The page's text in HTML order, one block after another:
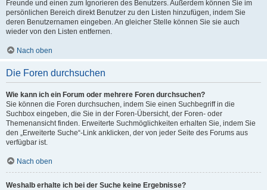
Freunde und einen zum Ignorieren des Benutzers. Außerdem können Sie im
persönlichen Bereich direkt Benutzer zu den Listen hinzufügen, indem Sie
deren Benutzernamen eingeben. An gleicher Stelle können Sie sie auch
wieder von den Listen entfernen.
Nach oben
Die Foren durchsuchen
Wie kann ich ein Forum oder mehrere Foren durchsuchen?
Sie können die Foren durchsuchen, indem Sie einen Suchbegriff in die
Suchbox eingeben, die Sie in der Foren-Übersicht, der Foren- oder
Themenansicht finden. Erweiterte Suchmöglichkeiten erhalten Sie, indem Sie
den „Erweiterte Suche“-Link anklicken, der von jeder Seite des Forums aus
verfügbar ist.
Nach oben
Weshalb erhalte ich bei der Suche keine Ergebnisse?